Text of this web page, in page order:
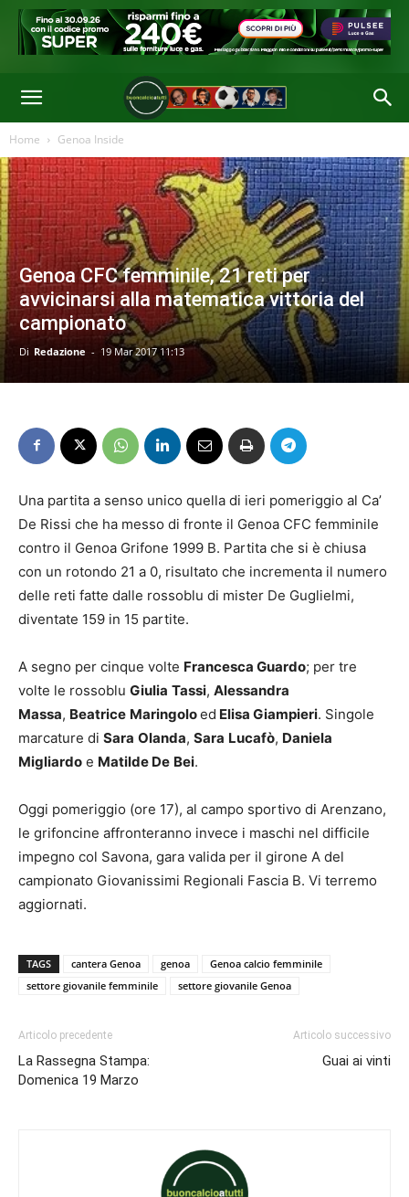
Home Genoa Inside
Genoa CFC femminile, 21 reti per
avvicinarsi alla matematica vittoria del
campionato
Di Redazione - 19 Mar 2017 11:13
Una partita a senso unico quella di ieri pomeriggio al Ca’
De Rissi che ha messo di fronte il Genoa CFC femminile
contro il Genoa Grifone 1999 B. Partita che si è chiusa
con un rotondo 21 a 0, risultato che incrementa il numero
delle reti fatte dalle rossoblu di mister De Guglielmi,
diventate 159 in 15 partite.
A segno per cinque volte Francesca Guardo; per tre
volte le rossoblu Giulia Tassi, Alessandra
Massa, Beatrice Maringoloed Elisa Giampieri. Singole
marcature di Sara Olanda, Sara Lucafò, Daniela
Migliardo e Matilde De Bei.
Oggi pomeriggio (ore 17), al campo sportivo di Arenzano,
le grifoncine affronteranno invece i maschi nel difficile
impegno col Savona, gara valida per il girone A del
campionato Giovanissimi Regionali Fascia B. Vi terremo
aggiornati.
TAGS cantera Genoa genoa
Genoa calcio femminile
settore giovanile femminile
settore giovanile Genoa
Articolo precedente
La Rassegna Stampa:
Domenica 19 Marzo
Articolo successivo
Guai ai vinti